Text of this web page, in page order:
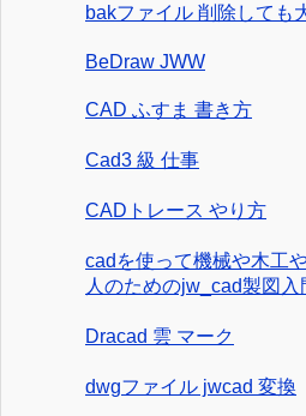
bakファイル 削除しても
BeDraw JWW
CAD ふすま 書き方
Cad3 級 仕事
CADトレース やり方
cadを使って機械や木工
人のためのjw_cad製図入
Dracad 雲 マーク
dwgファイル jwcad 変換